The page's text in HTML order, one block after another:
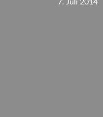
7. Juli 2014